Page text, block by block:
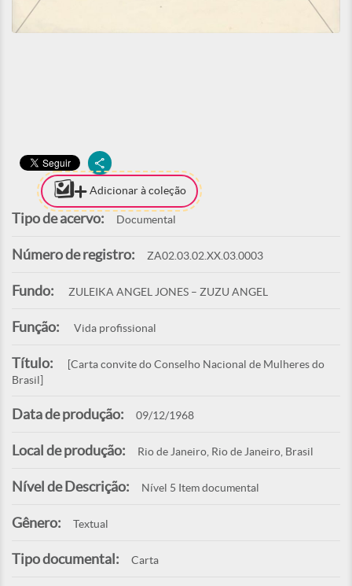
Adicionar à coleção
Tipo de acervo: Documental
Número de registro: ZA02.03.02.XX.03.0003
Fundo: ZULEIKA ANGEL JONES – ZUZU ANGEL
Função: Vida profissional
Título:
[Carta convite do Conselho Nacional de Mulheres do
Brasil]
Data de produção: 09/12/1968
Local de produção: Rio de Janeiro, Rio de Janeiro, Brasil
Nível de Descrição: Nível 5 Item documental
Gênero: Textual
Tipo documental: Carta